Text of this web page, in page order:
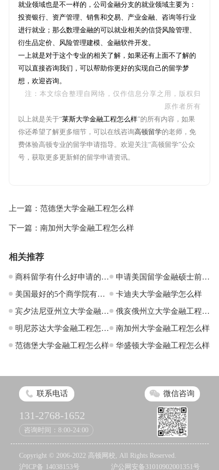
就业领域也是不一样的，公司金融分支的就业领域主要为：
投资银行、资产管理、销售和交易、产业金融、咨询等行业
进行就业；那么数理金融的可以就业相关的信贷风险管理、
衍生品定价、风险管理建模、金融软件开发。
一上就是对于这个专业的相关了解，如果还有上面不了解的
可以直接咨询我们，可以帮助你更好的实现自己的留学梦
想，欢迎咨询。
注：本文综合整理自网络，仅作信息分享之用，版权归
原作者所有
以上就是关于“莱斯大学金融工程怎么样”的所有内容，如果
你还希望了解更多细节，可以在线咨询高顿留学的老师，免
费体验高顿专业的留学申请指导。欢迎关注“高顿留学”公众
号，获取更多更新鲜的留学申请资讯。
上一篇： 范德堡大学金融工程怎么样
下一篇： 南加州大学金融工程怎么样
相关推荐
商科留学有什么好申请的冷
门专业
申请美国留学金融硕士前需
了解的问题
美国最好的5个商学院有哪
些？
卡迪夫大学金融学怎么样
宾夕法尼亚州立大学金融工
程怎么样
俄亥俄州立大学金融工程怎
么样
明尼苏达大学金融工程怎么
样
南加州大学金融工程怎么样
范德堡大学金融工程怎么样 华盛顿大学金融工程怎么样
联系电话
131-2768-1652
咨询时间：8:00-24:00
微信咨询
Copyright © 2006-2022 高顿网校, All Rights Reserved.
沪ICP备 14038153号
沪公网安备31010902001351号